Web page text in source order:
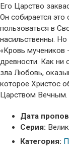
Его Царство
Он собирается
пользоваться в
насильственны.
«Kровь мучеников
древности. Как ни
зла Любовь,
которое Христос
Царством Вечным.
Дата
Серия:
Категория: